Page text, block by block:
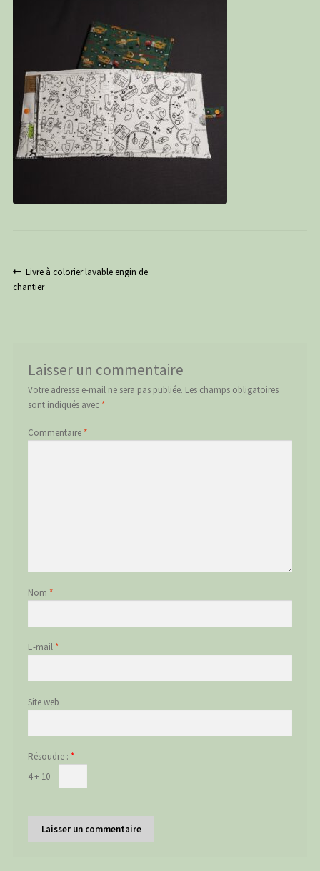
Navigation
de
Article
précédent :
Livre à colorier lavable engin de
chantier
Laisser un commentaire
Votre adresse e-mail ne sera pas publiée. Les champs obligatoires
sont indiqués avec *
Commentaire *
Nom *
E-mail *
Site web
Résoudre : *
4 + 10 =